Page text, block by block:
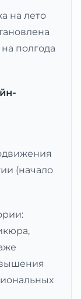
на лето
полгода
(начало